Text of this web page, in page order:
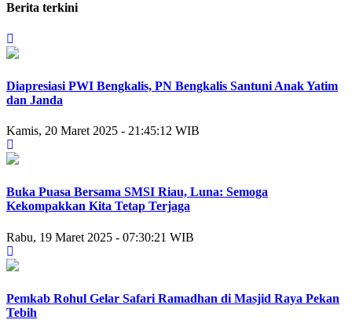
Berita terkini
Diapresiasi PWI Bengkalis, PN Bengkalis Santuni Anak Yatim
dan Janda
Kamis, 20 Maret 2025 - 21:45:12 WIB
Buka Puasa Bersama SMSI Riau, Luna: Semoga
Kekompakkan Kita Tetap Terjaga
Rabu, 19 Maret 2025 - 07:30:21 WIB
Pemkab Rohul Gelar Safari Ramadhan di Masjid Raya Pekan
Tebih